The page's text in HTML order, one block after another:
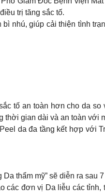
trị tăng sắc tố.
nhú, giúp cải thiện tình
tố an toàn hơn cho da
thời gian dài và an toàn với
da đa tầng kết hợp với
thẩm mỹ” sẽ diễn ra sau
đơn vị Da liễu các tỉnh,